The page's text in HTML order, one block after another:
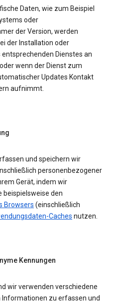
Daten, wie zum Beispiel
oder
der Version, werden
der Installation oder
entsprechenden Dienstes an
wenn der Dienst zum
Updates Kontakt
aufnimmt.
und speichern wir
personenbezogener
Gerät, indem wir
beispielsweise den
Browsers (einschließlich
Caches nutzen.
Kennungen
wir verwenden verschiedene
Informationen zu erfassen und